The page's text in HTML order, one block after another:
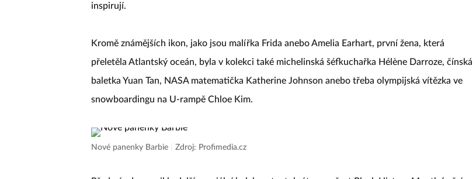
inspirují.
Kromě známějších ikon, jako jsou malířka Frida anebo Amelia Earhart, první žena, která
přeletěla Atlantský oceán, byla v kolekci také michelinská šéfkuchařka Hélène Darroze, čínská
baletka Yuan Tan, NASA matematička Katherine Johnson anebo třeba olympijská vítězka ve
snowboardingu na U-rampě Chloe Kim.
Nové panenky Barbie Zdroj: Profimedia.cz